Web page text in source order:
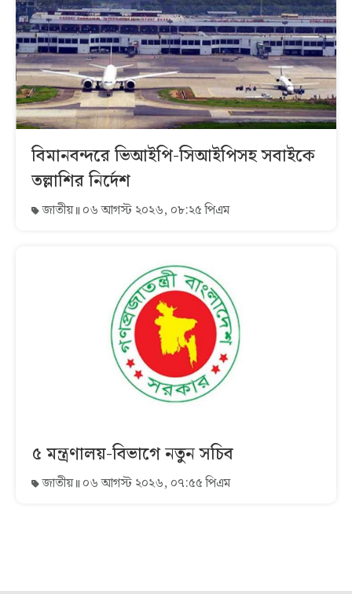
বিমানবন্দরে ভিআইপি-সিআইপিসহ সবাইকে
তল্লাশির নির্দেশ
জাতীয় ০৬ আগস্ট ২০২৬, ০৮:২৫ পিএম
৫ মন্ত্রণালয়-বিভাগে নতুন সচিব
জাতীয় ০৬ আগস্ট ২০২৬, ০৭:৫৫ পিএম